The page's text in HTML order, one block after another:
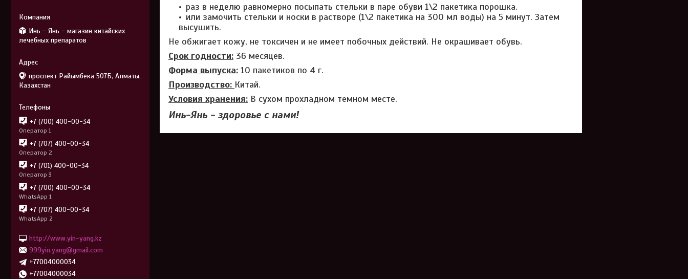
раз в неделю равномерно посыпать стельки в паре обуви 1\2 пакетика порошка.
или замочить стельки и носки в растворе (1\2 пакетика на 300 мл воды) на 5 минут. Затем
высушить.
Не обжигает кожу, не токсичен и не имеет побочных действий. Не окрашивает обувь.
Срок годности: 36 месяцев.
Форма выпуска: 10 пакетиков по 4 г.
Производство: Китай.
Условия хранения: В сухом прохладном темном месте.
Инь-Янь - здоровье с нами!
Инь - Янь - магазин китайских
лечебных препаратов
проспект Райымбека 507Б, Алматы,
Казахстан
+7 (700) 400-00-34
Оператор 1
+7 (707) 400-00-34
Оператор 2
+7 (701) 400-00-34
Оператор 3
+7 (700) 400-00-34
WhatsApp 1
+7 (707) 400-00-34
WhatsApp 2
http://www.yin-yang.kz
999yin.yang@gmail.com
+77004000034
+77004000034